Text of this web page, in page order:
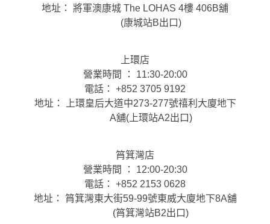
地址： 將軍澳康城 The LOHAS 4樓 406B舖
(康城站B出口)
上環店
營業時間 ： 11:30-20:00
電話： +852 3705 9192
地址： 上環皇后大道中273-277號禧利大廈地下
A舖(上環站A2出口)
筲箕灣店
營業時間 ： 12:00-20:30
電話： +852 2153 0628
地址： 筲箕灣東大街59-99號東威大廈地下8A舖
(筲箕灣站B2出口)